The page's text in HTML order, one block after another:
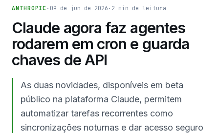
ANTHROPIC · 09 de jun de 2026 · 2 min de leitura
Claude agora faz agentes
rodarem em cron e guarda
chaves de API
As duas novidades, disponíveis em beta
público na plataforma Claude, permitem
automatizar tarefas recorrentes como
sincronizações noturnas e dar acesso seguro